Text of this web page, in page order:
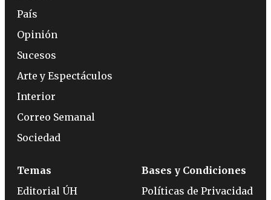
País
Opinión
Sucesos
Arte y Espectáculos
Interior
Correo Semanal
Sociedad
Temas
Editorial ÚH
Bases y Condiciones
Políticas de Privacidad